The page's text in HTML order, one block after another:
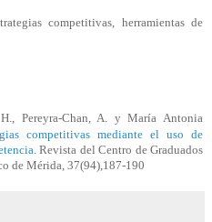
competitivas, herramientas de
Pereyra-Chan, A. y María Antonia
competitivas mediante el uso de
Revista del Centro de Graduados
de Mérida, 37(94),187-190